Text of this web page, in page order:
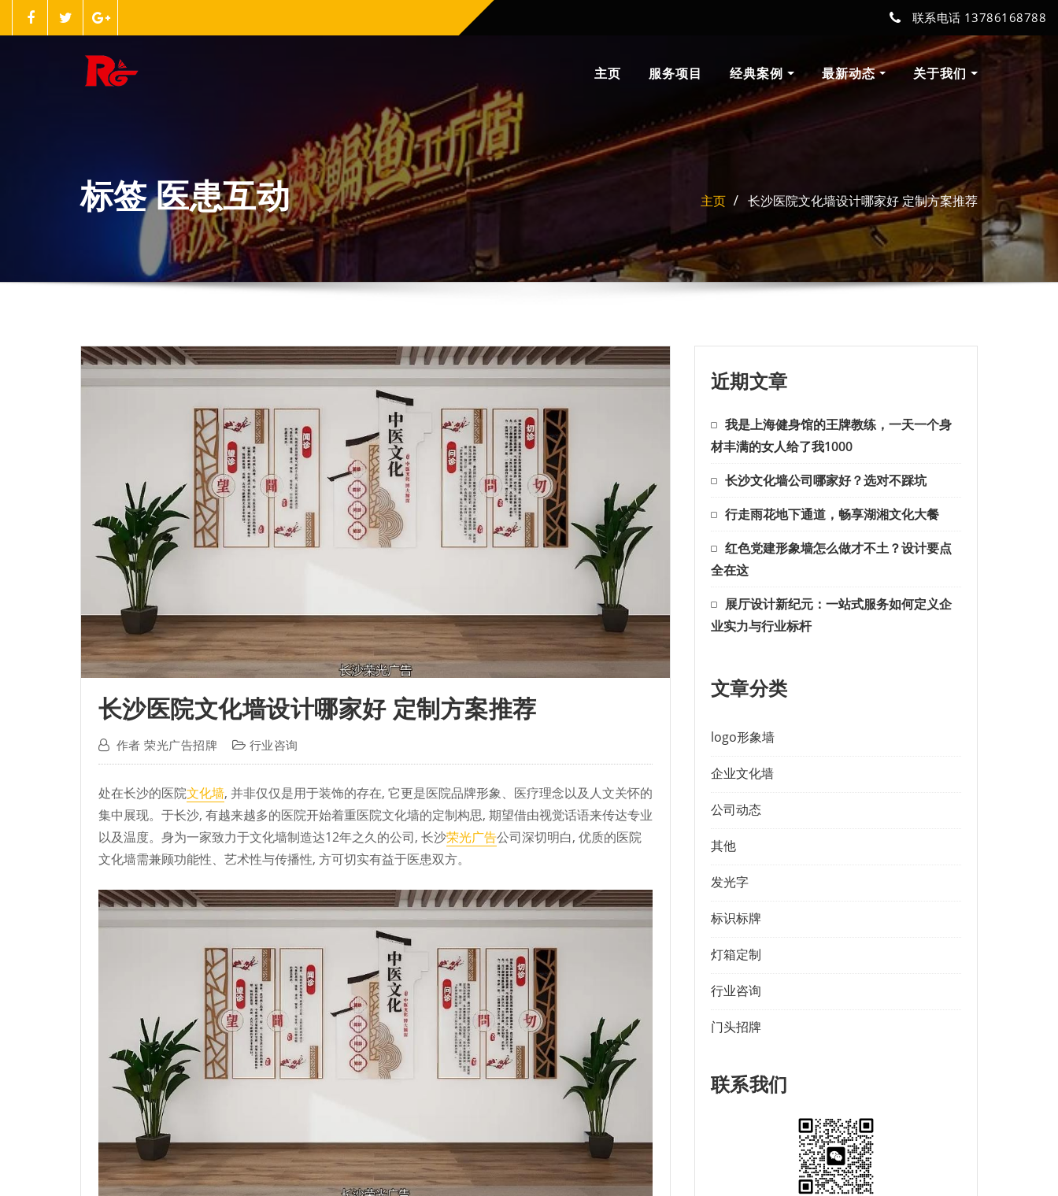
至
联系电话 13786168788
主页 服务项目 经典案例 最新动态 关于我们
标签 医患互动 主页 长沙医院文化墙设计哪家好 定制方案推荐
长沙医院文化墙设计哪家好 定制方案推荐
作者荣光广告招牌 行业咨询
处在长沙的医院文化墙, 并非仅仅是用于装饰的存在, 它更是医院品牌形象、医疗理念以及人文关怀的
集中展现。于长沙, 有越来越多的医院开始着重医院文化墙的定制构思, 期望借由视觉话语来传达专业
以及温度。身为一家致力于文化墙制造达12年之久的公司, 长沙荣光广告公司深切明白, 优质的医院
文化墙需兼顾功能性、艺术性与传播性, 方可切实有益于医患双方。
近期文章
我是上海健身馆的王牌教练，一天一个身
材丰满的女人给了我1000
长沙文化墙公司哪家好？选对不踩坑
行走雨花地下通道，畅享湖湘文化大餐
红色党建形象墙怎么做才不土？设计要点
全在这
展厅设计新纪元：一站式服务如何定义企
业实力与行业标杆
文章分类
logo形象墙
企业文化墙
公司动态
其他
发光字
标识标牌
灯箱定制
行业咨询
门头招牌
联系我们